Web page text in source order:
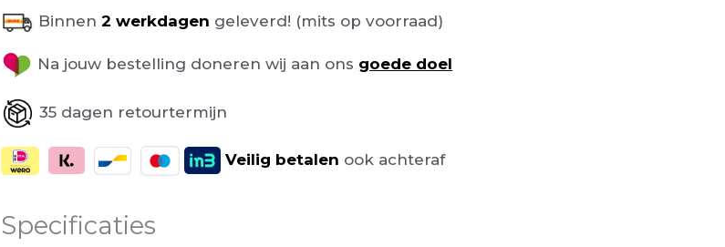
Binnen 2 werkdagen geleverd! (mits op voorraad)
Na jouw bestelling doneren wij aan ons goede doel
35 dagen retourtermijn
Veilig betalen ook achteraf
Specificaties